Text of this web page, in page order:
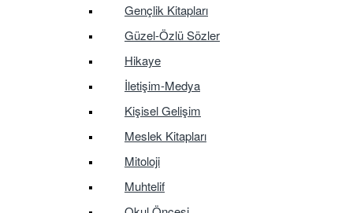
Gençlik Kitapları
Güzel-Özlü Sözler
Hikaye
İletişim-Medya
Kişisel Gelişim
Meslek Kitapları
Mitoloji
Muhtelif